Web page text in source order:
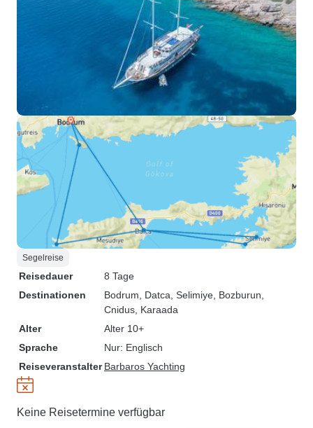
Segelreise
Reisedauer
8 Tage
Destinationen
Bodrum , Datca , Selimiye , Bozburun
Cnidus , Karaada
Alter
Alter 10+
Sprache
Nur: Englisch
Reiseveranstalter Barbaros Yachting
Keine Reisetermine verfügbar